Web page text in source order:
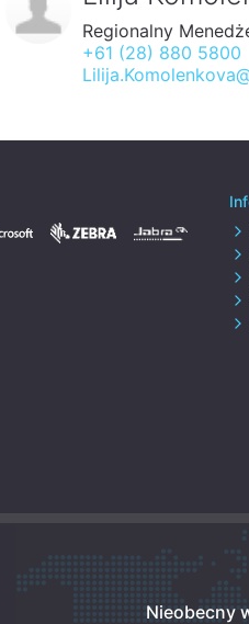
Regionalny
+61 (28) 880 5800
Nieobecny